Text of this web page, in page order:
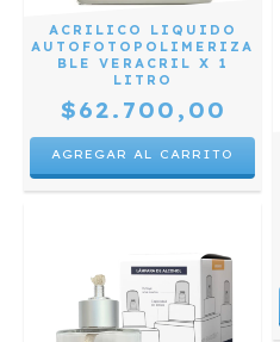
ACRILICO LIQUIDO
AUTOFOTOPOLIMERIZA
BLE VERACRIL X 1
LITRO
$62.700,00